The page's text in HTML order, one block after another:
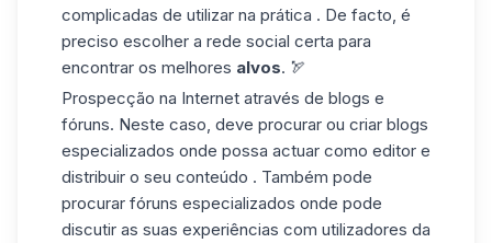
complicadas de utilizar na prática . De facto, é
preciso escolher a rede social certa para
encontrar os melhores alvos. 🏹
Prospecção na Internet através de blogs e
fóruns. Neste caso, deve procurar ou criar blogs
especializados onde possa actuar como editor e
distribuir o seu conteúdo . Também pode
procurar fóruns especializados onde pode
discutir as suas experiências com utilizadores da